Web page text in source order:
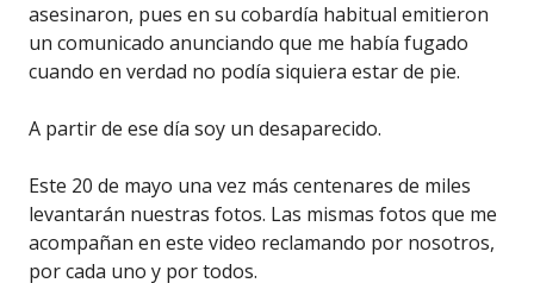
asesinaron, pues en su cobardía habitual emitieron
un comunicado anunciando que me había fugado
cuando en verdad no podía siquiera estar de pie.
A partir de ese día soy un desaparecido.
Este 20 de mayo una vez más centenares de miles
levantarán nuestras fotos. Las mismas fotos que me
acompañan en este video reclamando por nosotros,
por cada uno y por todos.